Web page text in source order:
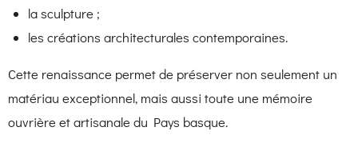
la sculpture ;
les créations architecturales contemporaines.
Cette renaissance permet de préserver non seulement un
matériau exceptionnel, mais aussi toute une mémoire
ouvrière et artisanale du Pays basque.